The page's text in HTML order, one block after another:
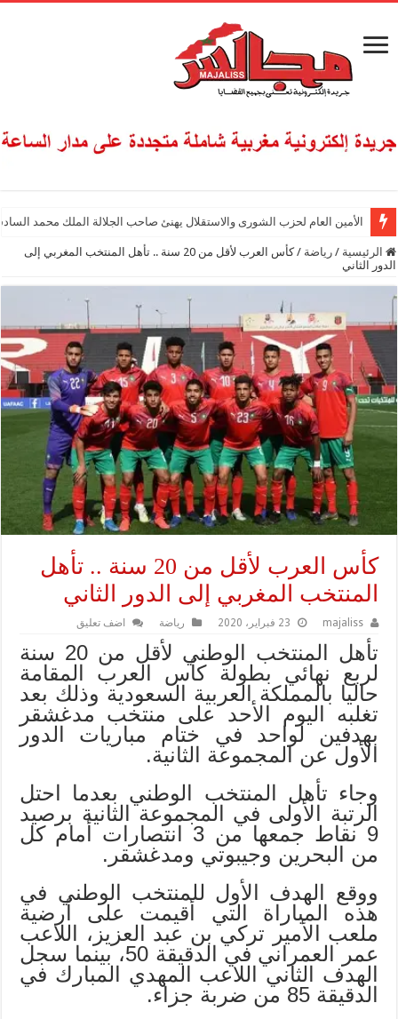
الأمين العام لحزب الشورى والاستقلال يهنئ صاحب الجلالة الملك محمد
الرئيسية / رياضة /
كأس العرب لأقل من 20 سنة .. تأهل المنتخب المغربي إلى
الدور الثاني
كأس العرب لأقل من 20 سنة .. تأهل
المنتخب المغربي إلى الدور الثاني
majaliss 23 فبراير، 2020 رياضة اضف تعليق
تأهل المنتخب الوطني لأقل من 20 سنة
لربع نهائي بطولة كأس العرب المقامة
حاليا بالمملكة العربية السعودية وذلك بعد
تغلبه اليوم الأحد على منتخب مدغشقر
بهدفين لواحد في ختام مباريات الدور
الأول عن المجموعة الثانية.
وجاء تأهل المنتخب الوطني بعدما احتل
الرتبة الأولى في المجموعة الثانية برصيد
9 نقاط جمعها من 3 انتصارات أمام كل
من البحرين وجيبوتي ومدغشقر.
ووقع الهدف الأول للمنتخب الوطني في
هذه المباراة التي أقيمت على أرضية
ملعب الأمير تركي بن عبد العزيز، اللاعب
عمر العمراني في الدقيقة 50، بينما سجل
الهدف الثاني اللاعب المهدي المبارك في
الدقيقة 85 من ضربة جزاء.